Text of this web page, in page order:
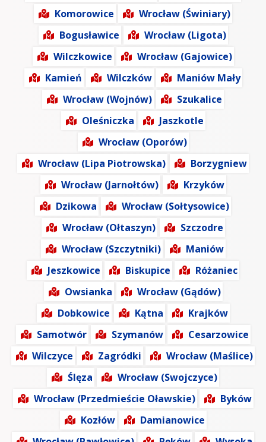
Komorowice
Wrocław (Świniary)
Bogusławice
Wrocław (Ligota)
Wilczkowice
Wrocław (Gajowice)
Kamień
Wilczków
Maniów Mały
Wrocław (Wojnów)
Szukalice
Oleśniczka
Jaszkotle
Wrocław (Oporów)
Wrocław (Lipa Piotrowska)
Borzygniew
Wrocław (Jarnołtów)
Krzyków
Dzikowa
Wrocław (Sołtysowice)
Wrocław (Ołtaszyn)
Szczodre
Wrocław (Szczytniki)
Maniów
Jeszkowice
Biskupice
Różaniec
Owsianka
Wrocław (Gądów)
Dobkowice
Kątna
Krajków
Samotwór
Szymanów
Cesarzowice
Wilczyce
Zagródki
Wrocław (Maślice)
Ślęza
Wrocław (Swojczyce)
Wrocław (Przedmieście Oławskie)
Byków
Kozłów
Damianowice